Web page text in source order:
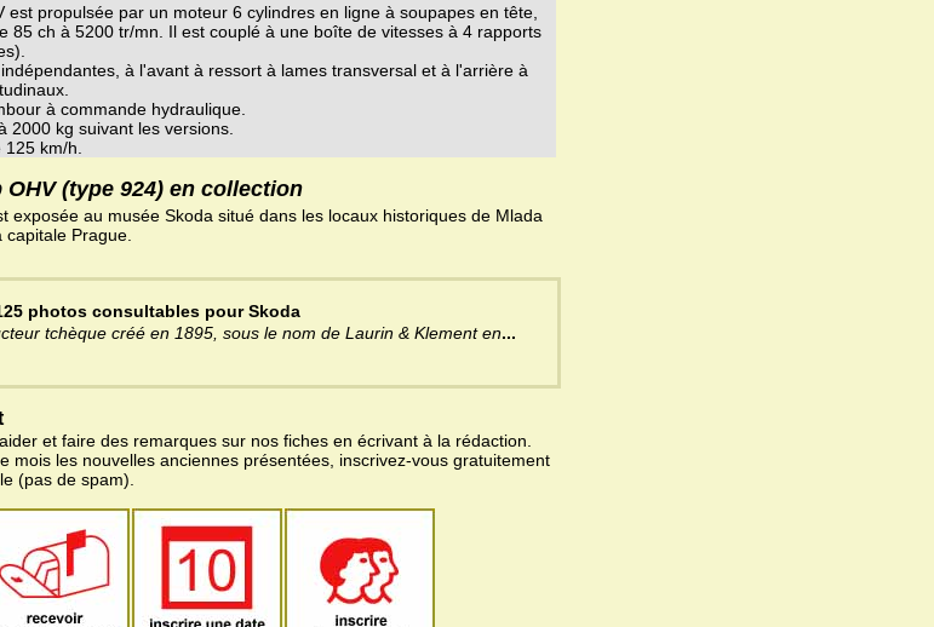
est propulsée par un moteur 6 cylindres en ligne à soupapes en tête,
85 ch à 5200 tr/mn. Il est couplé à une boîte de vitesses à 4 rapports
à l'avant à ressort à lames transversal et à l'arrière à
à commande hydraulique.
2000 kg suivant les versions.
km/h.
OHV (type 924) en collection
exposée au musée Skoda situé dans les locaux historiques de Mlada
Prague.
photos consultables pour Skoda
tchèque créé en 1895, sous le nom de Laurin & Klement en...
et faire des remarques sur nos fiches en écrivant à la rédaction.
mois les nouvelles anciennes présentées, inscrivez-vous gratuitement
(pas de spam).